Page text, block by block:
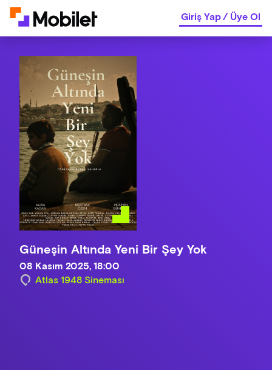
Giriş Yap/Üye Ol
Güneşin Altında Yeni Bir Şey Yok
08 Kasım 2025, 18:00
Atlas 1948 Sineması